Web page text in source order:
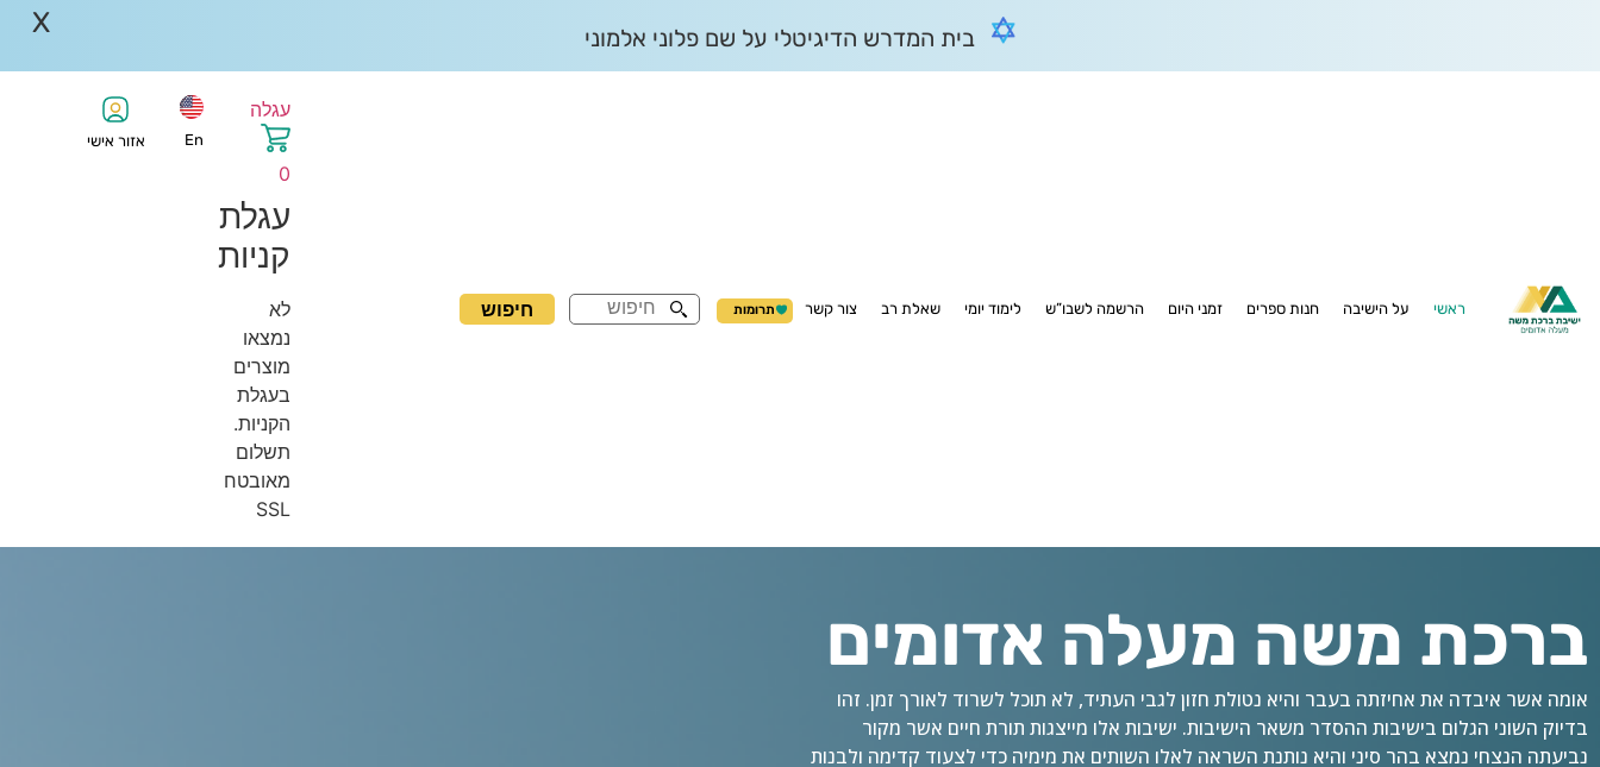
בית המדרש הדיגיטלי על שם פלוני אלמוני X
ראשי על הישיבה חנות ספרים זמני היום הרשמה לשבו”ש לימוד יומי שאלת רב צור קשר תרומות חיפוש
עגלה
0
עגלת
קניות
לא
נמצאו
מוצרים
בעגלת
הקניות.
תשלום
מאובטח
SSL
En אזור אישי
ברכת משה מעלה אדומים
אומה אשר איבדה את אחיזתה בעבר והיא נטולת חזון לגבי העתיד, לא תוכל לשרוד לאורך זמן. זהו
בדיוק השוני הגלום בישיבות ההסדר משאר הישיבות. ישיבות אלו מייצגות תורת חיים אשר מקור
נביעתה הנצחי נמצא בהר סיני והיא נותנת השראה לאלו השותים את מימיה כדי לצעוד קדימה ולבנות